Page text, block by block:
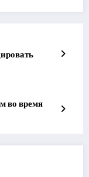
во время